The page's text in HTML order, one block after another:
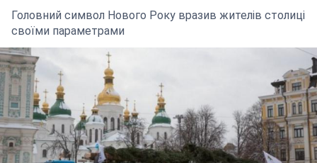
Головний символ Нового Року вразив жителів столиці
своїми параметрами